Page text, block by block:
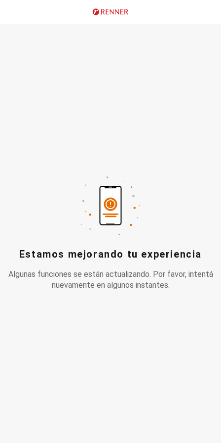
Estamos mejorando tu experiencia
Algunas funciones se están actualizando. Por favor, intentá
nuevamente en algunos instantes.